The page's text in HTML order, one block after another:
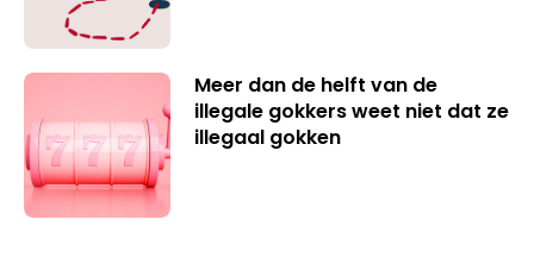
Meer dan de helft van de
illegale gokkers weet niet dat ze
illegaal gokken